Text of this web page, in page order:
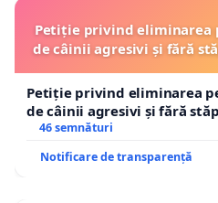
Petiție privind eliminarea
de câinii agresivi și fără
Petiție privind eliminarea
de câinii agresivi și fără
46 semnături
Notificare de transparență